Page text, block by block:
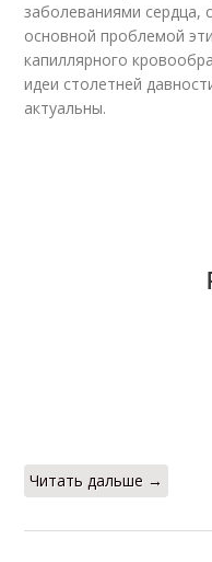
заболеваниями сердца,
основной проблемой
капиллярного
идеи столетней
актуальны.
Читать дальше →